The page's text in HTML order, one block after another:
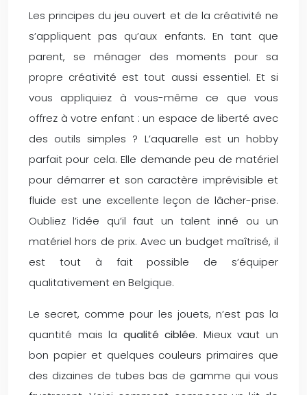
Les principes du jeu ouvert et de la créativité ne
s’appliquent pas qu’aux enfants. En tant que
parent, se ménager des moments pour sa
propre créativité est tout aussi essentiel. Et si
vous appliquiez à vous-même ce que vous
offrez à votre enfant : un espace de liberté avec
des outils simples ? L’aquarelle est un hobby
parfait pour cela. Elle demande peu de matériel
pour démarrer et son caractère imprévisible et
fluide est une excellente leçon de lâcher-prise.
Oubliez l’idée qu’il faut un talent inné ou un
matériel hors de prix. Avec un budget maîtrisé, il
est tout à fait possible de s’équiper
qualitativement en Belgique.
Le secret, comme pour les jouets, n’est pas la
quantité mais la qualité ciblée. Mieux vaut un
bon papier et quelques couleurs primaires que
des dizaines de tubes bas de gamme qui vous